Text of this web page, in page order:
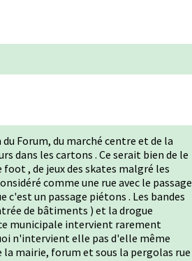
Forum, du marché centre et de la
dans les cartons . Ce serait bien de le
, de jeux des skates malgré les
comme une rue avec le passage
un passage piétons . Les bandes
de bâtiments ) et la drogue
municipale intervient rarement
n'intervient elle pas d'elle même
mairie, forum et sous la pergolas rue